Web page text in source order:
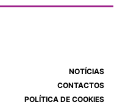
NOTÍCIAS
CONTACTOS
POLÍTICA DE COOKIES